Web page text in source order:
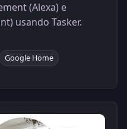
(Alexa) e
usando Tasker.
Google Home